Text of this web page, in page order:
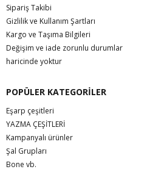
Sipariş Takibi
Gizlilik ve Kullanım Şartları
Kargo ve Taşıma Bilgileri
Değişim ve iade zorunlu durumlar
haricinde yoktur
POPÜLER KATEGORİLER
Eşarp çeşitleri
YAZMA ÇEŞİTLERİ
Kampanyalı ürünler
Şal Grupları
Bone vb.